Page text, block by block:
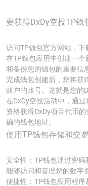
要获得DxDy空投TP钱
访问TP钱包官方网站，下
在TP钱包应用中创建一
和备份您的钱包的重要信
完成钱包创建后，您将获
账户的账号。这就是您的
在DxDy空投活动中，通
资格获得DxDy项目代币
确的钱包地址。
使用TP钱包存储和交
安全性：TP钱包通过密
能够访问和管理您的数字
便捷性：TP钱包应用程